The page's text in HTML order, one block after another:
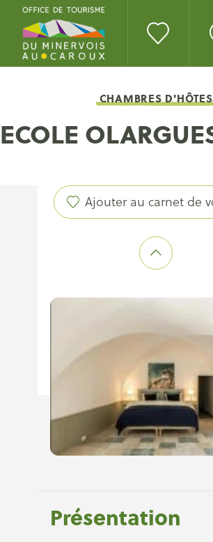
CHAMBRES D'HÔTES
ECOLE
Ajouter au carnet de
Présentation